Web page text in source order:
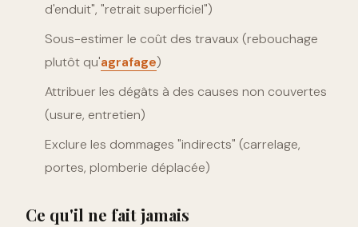
d'enduit", "retrait superficiel")
Sous-estimer le coût des travaux (rebouchage
plutôt qu'agrafage)
Attribuer les dégâts à des causes non couvertes
(usure, entretien)
Exclure les dommages "indirects" (carrelage,
portes, plomberie déplacée)
Ce qu'il ne fait jamais